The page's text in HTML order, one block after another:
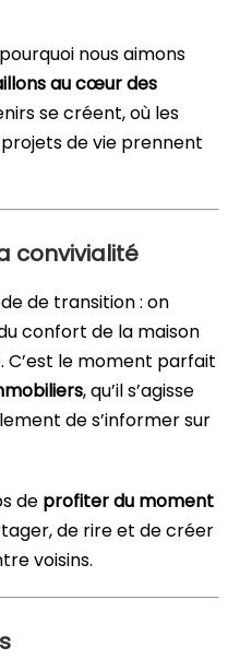
nous aimons
au cœur des
se créent, où les
de vie prennent
convivialité
de transition : on
confort de la maison
C’est le moment parfait
, qu’il s’agisse
de s’informer sur
de profiter du moment
de rire et de créer
voisins.